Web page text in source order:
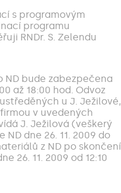
s programovým
programu
RNDr. S. Zelendu
bude zabezpečena
až 18:00 hod. Odvoz
u J. Ježilové,
v uvedených
J. Ježilová (veškerý
dne 26. 11. 2009 do
z ND po skončení
26. 11. 2009 od 12:10